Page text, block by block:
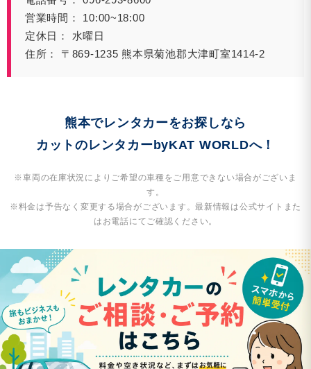
営業時間： 10:00~18:00
定休日： 水曜日
住所： 〒869-1235 熊本県菊池郡大津町室1414-2
熊本でレンタカーをお探しなら
カットのレンタカーbyKAT WORLDへ！
※車両の在庫状況によりご希望の車種をご用意できない場合がございま
す。
※料金は予告なく変更する場合がございます。最新情報は公式サイトまた
はお電話にてご確認ください。